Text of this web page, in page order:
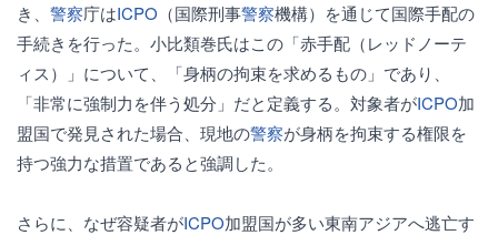
き、 警察庁はICPO （国際刑事警察機構）を通じて国際手配の
手続きを行った。小比類巻氏はこの「赤手配（レッドノーテ
ィス）」について、「身柄の拘束を求めるもの」であり、
「非常に強制力を伴う処分」だと定義する。対象者がICPO加
盟国で発見された場合、現地の警察が身柄を拘束する権限を
持つ強力な措置であると強調した。
さらに、なぜ容疑者がICPO加盟国が多い東南アジアへ逃亡す